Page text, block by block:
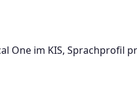
One im KIS, Sprachprofil